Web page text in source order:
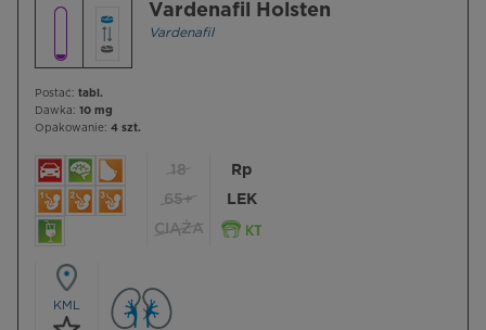
Vardenafil Holsten
Vardenafil
Postać: tabl.
Dawka: 10 mg
Opakowanie: 4 szt.
18
65+
CIĄŻA
Rp
LEK
KML